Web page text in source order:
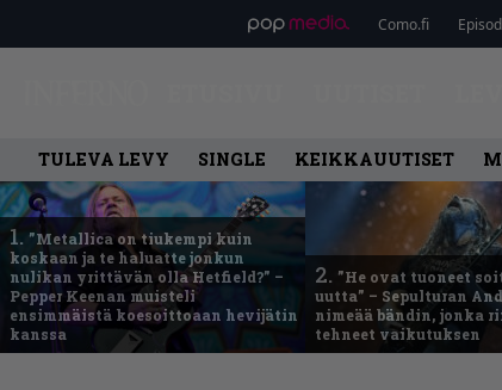
Como.fi
TULEVA LEVY SINGLE KEIKKAUUTISET
1. ”Metallica on tiukempi kuin
koskaan ja te haluatte jonkun
nulikan yrittävän olla Hetfield?” –
Pepper Keenan muisteli
ensimmäistä koesoittoaan hevijätin
kanssa
2. ”He ovat tuoneet
uutta” – Sepulturan
nimeää bändin, jonka
tehneet vaikutuksen